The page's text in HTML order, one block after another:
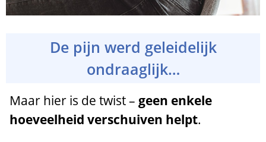
De pijn werd geleidelijk
ondraaglijk…
Maar hier is de twist – geen enkele
hoeveelheid verschuiven helpt.